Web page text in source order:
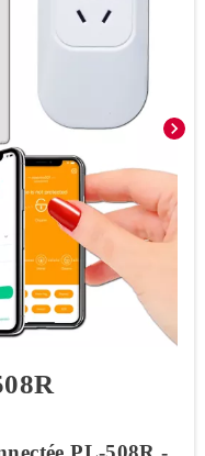
chevron_right